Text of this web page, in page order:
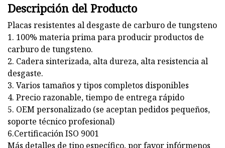
Descripción del Producto
Placas resistentes al desgaste de carburo de tungsteno
1. 100% materia prima para producir productos de
carburo de tungsteno.
2. Cadera sinterizada, alta dureza, alta resistencia al
desgaste.
3. Varios tamaños y tipos completos disponibles
4. Precio razonable, tiempo de entrega rápido
5. OEM personalizado (se aceptan pedidos pequeños,
soporte técnico profesional)
6.Certificación ISO 9001
Más detalles de tipo específico, por favor infórmenos